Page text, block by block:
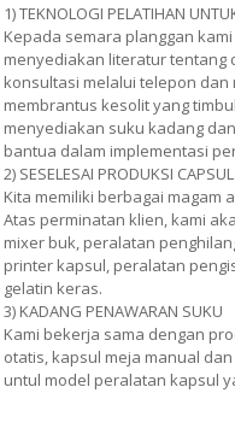
1) TEKNOLOGI PELATIHAN
Kepada semara planggan
menyediakan literatur tentang
konsultasi melalui telepon
membrantus kesolit yang
menyediakan suku kadang
bantua dalam implementasi
2) SESELESAI PRODUKSI
Kita memiliki berbagai magam
Atas perminatan klien, kami
mixer buk, peralatan
printer kapsul, peralatan
gelatin keras.
3) KADANG PENAWARAN SUKU
Kami bekerja sama dengan
otatis, kapsul meja manual
untul model peralatan kapsul